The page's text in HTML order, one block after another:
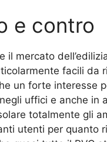
e contro
mercato
facili
un forte interesse
uffici e anche
totalmente gli
utenti per quanto